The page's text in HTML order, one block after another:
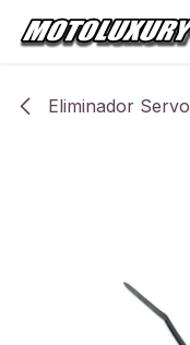
Ir al contenido
Eliminador Servo